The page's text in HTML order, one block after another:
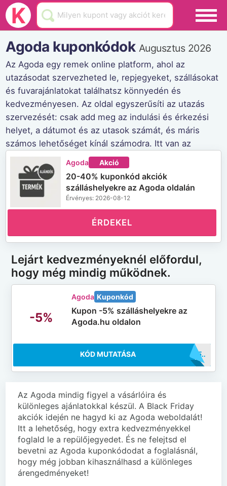
K
Black Friday
Hamarosan lejár
Üzletek
Blog
Akciók
Agoda kuponkódok Augusztus 2026
Az Agoda egy remek online platform, ahol az
utazásodat szervezheted le, repjegyeket, szállásokat
és fuvarajánlatokat találhatsz könnyedén és
kedvezményesen. Az oldal egyszerűsíti az utazás
szervezését: csak add meg az indulási és érkezési
helyet, a dátumot és az utasok számát, és máris
számos lehetőséget kínál számodra. Itt van az
alkalmad, hogy kényelmesen és olcsón utazz!
Agoda weboldala
Agoda Akció
20-40% kuponkód akciók
szálláshelyekre az Agoda oldalán
Érvényes: 2026-08-12
ÉRDEKEL
Lejárt kedvezményeknél előfordul,
hogy még mindig működnek.
-5%
Agoda Kuponkód
Kupon -5% szálláshelyekre az
Agoda.hu oldalon
KÓD MUTATÁSA ..VEL5
Az Agoda mindig figyel a vásárlóira és
különleges ajánlatokkal készül. A Black Friday
akciók idején ne hagyd ki az Agoda weboldalát!
Itt a lehetőség, hogy extra kedvezményekkel
foglald le a repülőjegyedet. És ne felejtsd el
bevetni az Agoda kuponkódodat a foglalásnál,
hogy még jobban kihasználhasd a különleges
árengedményeket!